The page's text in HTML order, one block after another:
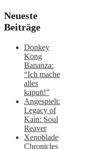
Neueste
Beiträge
Donkey
Kong
Bananza:
“Ich mache
alles
kaputt!”
Angespielt:
Legacy of
Kain: Soul
Reaver
Xenoblade
Chronicles